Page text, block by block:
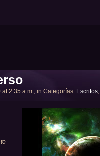
at 2:35 a.m., in Categorías: Escritos,